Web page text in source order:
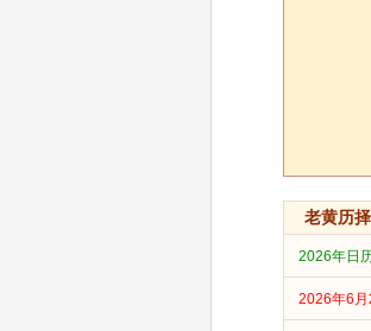
老黄历
2026年日
2026年6